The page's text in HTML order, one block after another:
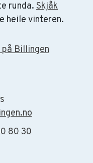
runda. Skjåk
heile vinteren.
Billingen
80 30